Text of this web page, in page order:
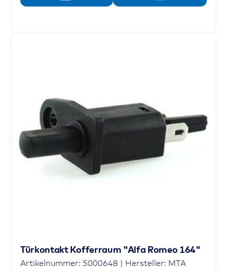
Türkontakt Kofferraum "Alfa Romeo 164"
Artikelnummer: 5000648 | Hersteller: MTA